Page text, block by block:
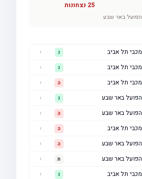
25 נצחונות
הפועל באר שבע
מכבי תל אביב נ
›
מכבי תל אביב נ
›
מכבי תל אביב ה
›
הפועל באר שבע נ
›
הפועל באר שבע ה
›
מכבי תל אביב ה
›
הפועל באר שבע ה
›
הפועל באר שבע ת
›
מכבי תל אביב נ
›